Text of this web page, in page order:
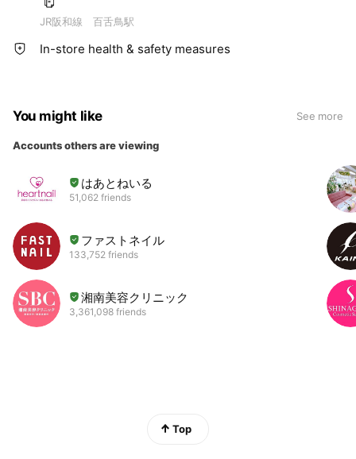
JR阪和線 百舌鳥駅
In-store health & safety measures
You might like See more
Accounts others are viewing
はあとねいる
51,062 friends
ファストネイル
133,752 friends
湘南美容クリニック
3,361,098 friends
Top